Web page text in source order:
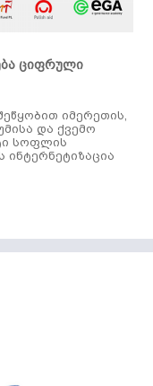
ციფრული
იმერეთის,
და ქვემო
სოფლის
ინტერნეტიზაცია